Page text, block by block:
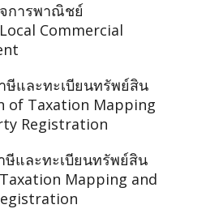
การพาณิชย์
Commercial
ษีและทะเบียนทรัพย์สิน
of Taxation Mapping
Registration
ษีและทะเบียนทรัพย์สิน
Mapping and